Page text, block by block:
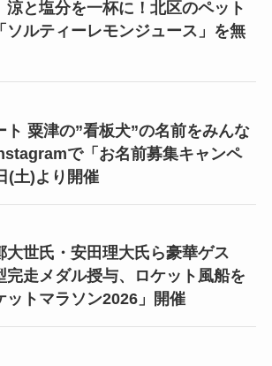
涼と塩分を一杯に！北区のペット
ソルティーレモンジュース」を無
ト 粟津の”看板犬”の名前をみんな
で「お名前募集キャンペ
(土)より開催
大世氏・安田理大氏ら豪華ゲス
走メダル授与、ロケット風船を
ットマラソン2026」開催